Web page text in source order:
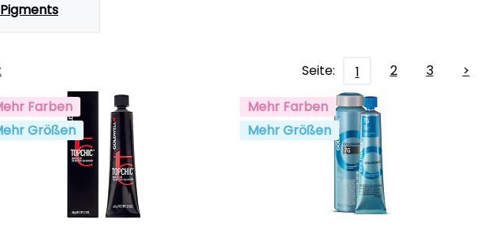
Seite: 1 2 3
>
Farben
Größen
Mehr Farben
Mehr Größen